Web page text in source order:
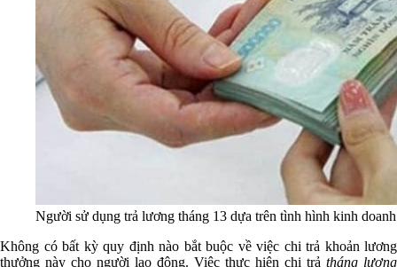
Người sử dụng trả lương tháng 13 dựa trên tình hình kinh doanh
Không có bất kỳ quy định nào bắt buộc về việc chi trả khoản lương
thưởng này cho người lao động. Việc thực hiện chi trả tháng lương